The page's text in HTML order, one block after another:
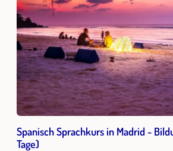
Spanisch Sprachkurs in Madrid -
Tage)